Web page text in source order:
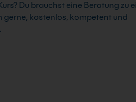
Du brauchst eine Beratung zu
gerne, kostenlos, kompetent und